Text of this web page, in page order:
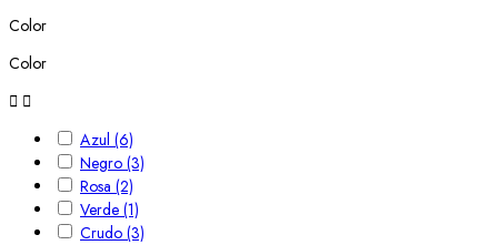
Color
Color
 
Azul (6)
Negro (3)
Rosa (2)
Verde (1)
Crudo (3)